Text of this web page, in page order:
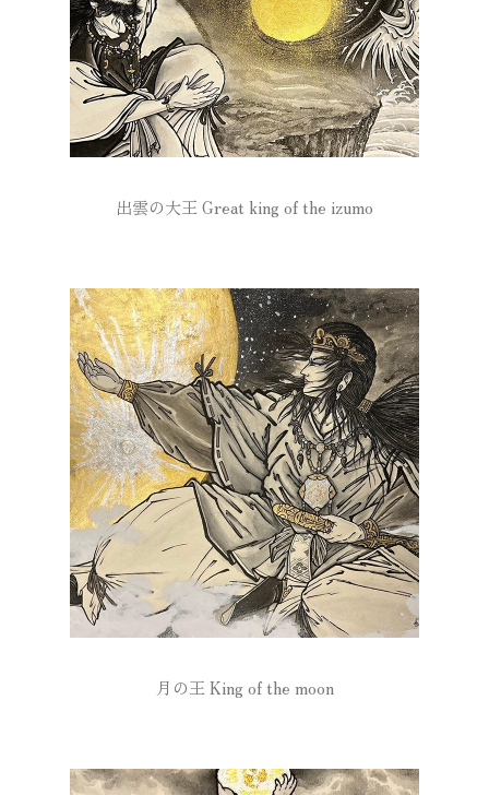
出雲の大王 Great king of the izumo
月の王 King of the moon